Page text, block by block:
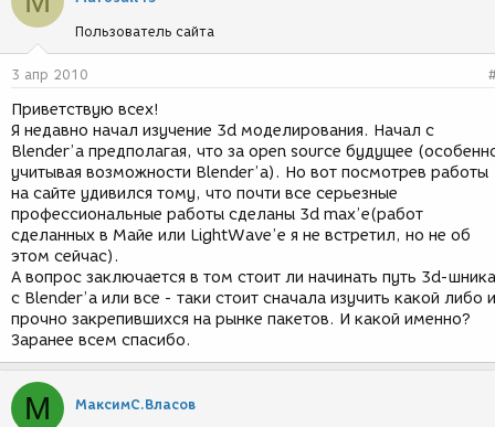
т
е
о
з
и
я
Пользователь сайта
3 апр 2010
Приветствую всех!
Я недавно начал изучение 3d моделирования. Начал с
Blender’a предполагая, что за open source будущее
учитывая возможности Blender’a). Но вот посмотрев работы
на сайте удивился тому, что почти все серьезные
профессиональные работы сделаны 3d max’e(работ
сделанных в Майе или LightWave’e я не встретил, но не об
этом сейчас).
А вопрос заключается в том стоит ли начинать путь 3d-шника
с Blender’a или все - таки стоит сначала изучить какой либо
прочно закрепившихся на рынке пакетов. И какой именно?
Заранее всем спасибо.
М МаксимС.Власов